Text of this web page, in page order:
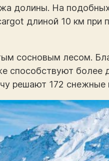
долины. На
длиной 10 км при
сосновым лесом.
способствуют более
решают 172 снежные